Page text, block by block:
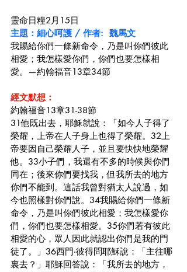
靈命日糧2月15日
主題：細心呵護 / 作者:  魏馬文
我賜給你們一條新命令，乃是叫你們彼此
相愛；我怎樣愛你們，你們也要怎樣相
愛。—約翰福音13章34節
經文默想：
約翰福音13章31-38節
31他既出去，耶穌就說：「如今人子得了
榮耀，上帝在人子身上也得了榮耀。32上
帝要因自己榮耀人子，並且要快快地榮耀
他。33小子們，我還有不多的時候與你們
同在；後來你們要找我，但我所去的地方
你們不能到。這話我曾對猶太人說過，如
今也照樣對你們說。34我賜給你們一條新
命令，乃是叫你們彼此相愛；我怎樣愛你
們，你們也要怎樣相愛。35你們若有彼此
相愛的心，眾人因此就認出你們是我的門
徒了。」36西門‧彼得問耶穌說：「主往哪
裏去？」耶穌回答說：「我所去的地方，